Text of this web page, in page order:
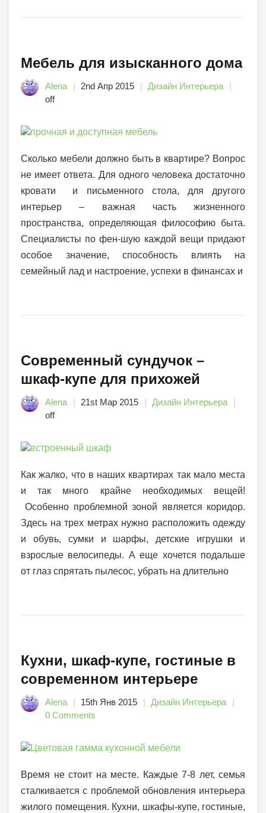
Мебель для изысканного дома
Alena 2nd Апр 2015
Дизайн Интерьера
off
Сколько мебели должно быть в квартире? Вопрос
не имеет ответа. Для одного человека достаточно
кровати и письменного стола, для другого
интерьер – важная часть жизненного
пространства, определяющая философию быта.
Специалисты по фен-шую каждой вещи придают
особое значение, способность влиять на
семейный лад и настроение, успехи в финансах и
Современный сундучок –
шкаф-купе для прихожей
Alena 21st Мар 2015
Дизайн Интерьера
off
Как жалко, что в наших квартирах так мало места
и так много крайне необходимых вещей!
Особенно проблемной зоной является коридор.
Здесь на трех метрах нужно расположить одежду
и обувь, сумки и шарфы, детские игрушки и
взрослые велосипеды. А еще хочется подальше
от глаз спрятать пылесос, убрать на длительно
Кухни, шкаф-купе, гостиные в
современном интерьере
Alena 15th Янв 2015
Дизайн Интерьера
0 Comments
Время не стоит на месте. Каждые 7-8 лет, семья
сталкивается с проблемой обновления интерьера
жилого помещения. Кухни, шкафы-купе, гостиные,